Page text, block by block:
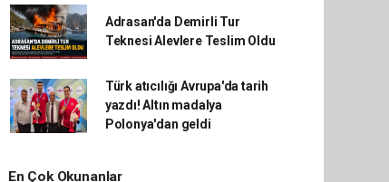
Adrasan'da Demirli Tur
Teknesi Alevlere Teslim Oldu
Türk atıcılığı Avrupa'da tarih
yazdı! Altın madalya
Polonya'dan geldi
En Çok Okunanlar